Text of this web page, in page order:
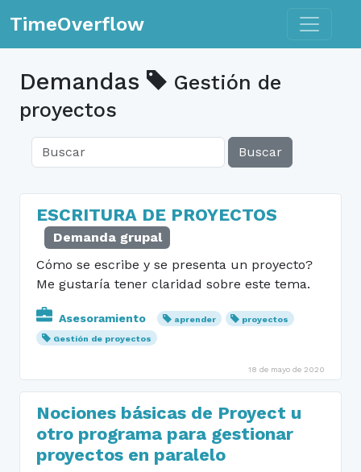
TimeOverflow Toggle
Demandas
Gestión de
proyectos
Buscar
ESCRITURA DE PROYECTOS
Demanda grupal
Cómo se escribe y se presenta un proyecto?
Me gustaría tener claridad sobre este tema.
Asesoramiento aprender
proyectos
Gestión de proyectos
18 de mayo de 2020
Nociones básicas de Proyect u
otro programa para gestionar
proyectos en paralelo